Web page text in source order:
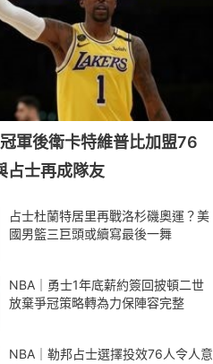
軍後衛卡特維普比加盟76
士再成隊友
占士杜蘭特居里再戰洛杉磯奧運？美
國男籃三巨頭或續寫最後一舞
NBA｜勇士1年底薪約簽回披頓二世
放棄爭冠策略轉為力保陣容完整
NBA｜勒邦占士選擇投效76人令人意